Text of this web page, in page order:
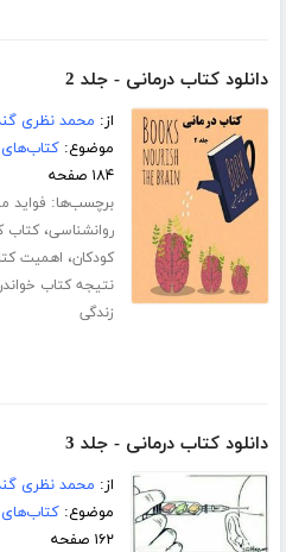
دانلود کتاب درمانی - جلد 2
از: محمد نظری
موضوع:کتاب‌های
۱۸۴ صفحه
برچسب‌ها: فواید
روانشناسی،کتاب
کودکان، اهمیت
نتیجه کتاب
زندگی
دانلود کتاب درمانی - جلد 3
از: محمد نظری
موضوع:کتاب‌های
۱۶۲ صفحه